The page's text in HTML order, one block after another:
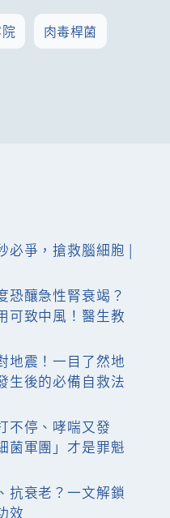
肉毒桿菌
必爭，搶救腦細胞 |
恐釀急性腎衰竭？
可致中風！醫生教
地震！一目了然地
生後的必備自救法
不停、哮喘又發
菌軍團」才是罪魁
抗衰老？一文解鎖
效